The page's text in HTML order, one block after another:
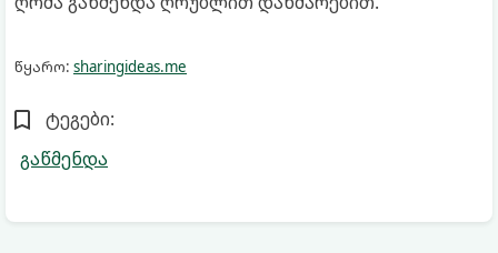
წყარო: sharingideas.me
ტეგები:
გაწმენდა